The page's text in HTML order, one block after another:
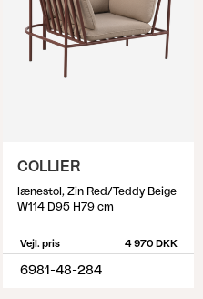
COLLIER
lænestol, Zin Red/Teddy Beige
W114 D95 H79 cm
Vejl. pris 4 970 DKK
6981-48-284